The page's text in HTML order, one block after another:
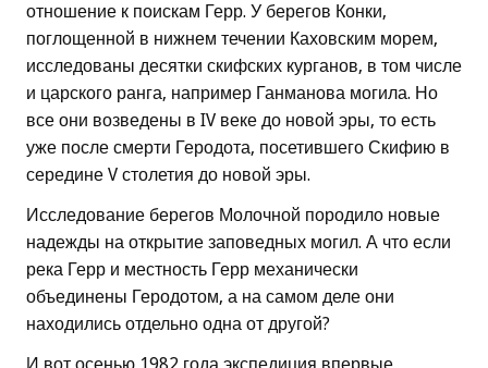
отношение к поискам Герр. У берегов Конки,
поглощенной в нижнем течении Каховским морем,
исследованы десятки скифских курганов, в том числе
и царского ранга, например Ганманова могила. Но
все они возведены в IV веке до новой эры, то есть
уже после смерти Геродота, посетившего Скифию в
середине V столетия до новой эры.
Исследование берегов Молочной породило новые
надежды на открытие заповедных могил. А что если
река Герр и местность Герр механически
объединены Геродотом, а на самом деле они
находились отдельно одна от другой?